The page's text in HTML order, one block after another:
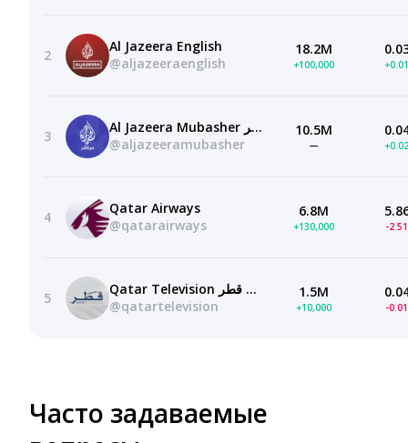
2
Al Jazeera English
@aljazeeraenglish
18.2M
+100,000
3
Al Jazeera Mubasher قناة الجزيرة مباشر
@aljazeeramubasher
10.5M
—
4
Qatar Airways
@qatarairways
6.8M
+130,000 -
5
Qatar Television تلفزيون قطر
@qatartelevision
1.5M
+10,000 -
Часто задаваемые